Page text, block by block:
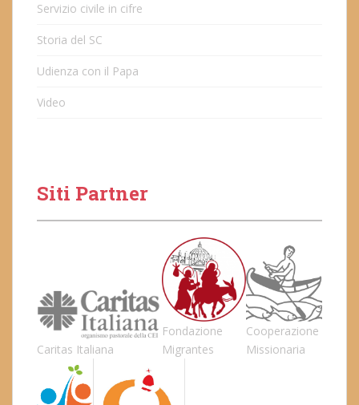
Servizio civile in cifre
Storia del SC
Udienza con il Papa
Video
Siti Partner
Caritas Italiana
Fondazione
Migrantes
Cooperazione
Missionaria